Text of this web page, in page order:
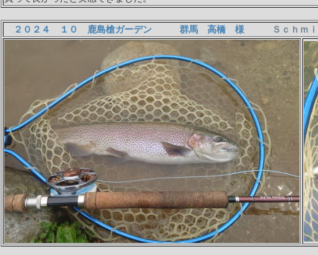
２０２４ １０ 鹿島槍ガーデン 群馬 高橋 様 Ｓｃｈｍ